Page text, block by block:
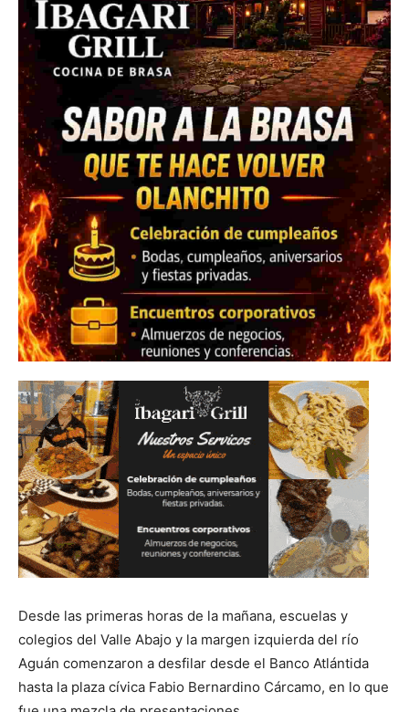
Desde las primeras horas de la mañana, escuelas y
colegios del Valle Abajo y la margen izquierda del río
Aguán comenzaron a desfilar desde el Banco Atlántida
hasta la plaza cívica Fabio Bernardino Cárcamo, en lo que